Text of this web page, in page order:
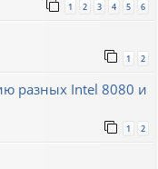
1 2 3 4 5 6
1 2
разных Intel 8080 и
1 2